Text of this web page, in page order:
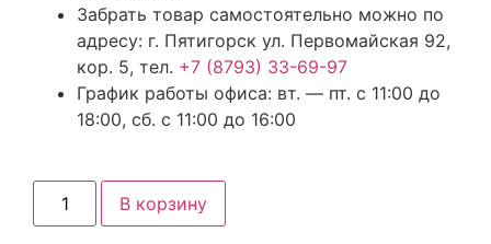
Забрать товар самостоятельно можно по
адресу: г. Пятигорск ул. Первомайская 92,
кор. 5, тел. +7 (8793) 33-69-97
График работы офиса: вт. — пт. с 11:00 до
18:00, сб. с 11:00 до 16:00
В корзину